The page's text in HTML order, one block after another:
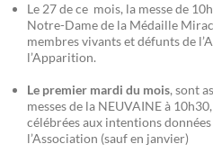
Le 27 de ce mois, la messe de
Notre-Dame de la Médaille
membres vivants et défunts de
l’Apparition.
Le premier mardi du mois, sont
messes de la NEUVAINE à
célébrées aux intentions
l’Association (sauf en janvier)